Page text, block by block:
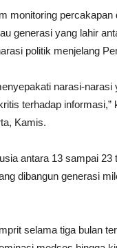
monitoring
generasi yang lahir
politik menjelang
narasi-
terhadap
Kamis.
antara 13 sampai
dibangun generasi
selama tiga bulan